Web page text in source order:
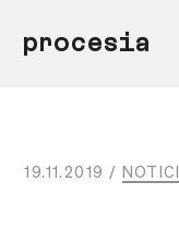
procesia
19.11.2019 /